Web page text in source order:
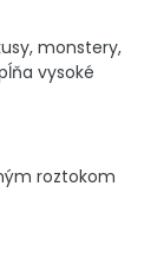
monstery,
vysoké
roztokom